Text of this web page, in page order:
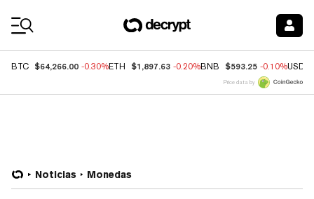
BTC $64,266.00 -0.30%ETH $1,897.63 -0.20%BNB $593.25 -0.10%USDC
Price data by
Noticias Monedas